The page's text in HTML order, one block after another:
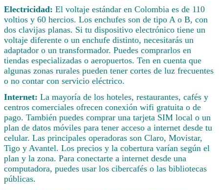
Electricidad: El voltaje estándar en Colombia es de 110
voltios y 60 hercios. Los enchufes son de tipo A o B, con
dos clavijas planas. Si tu dispositivo electrónico tiene un
voltaje diferente o un enchufe distinto, necesitarás un
adaptador o un transformador. Puedes comprarlos en
tiendas especializadas o aeropuertos. Ten en cuenta que
algunas zonas rurales pueden tener cortes de luz frecuentes
o no contar con servicio eléctrico.
Internet: La mayoría de los hoteles, restaurantes, cafés y
centros comerciales ofrecen conexión wifi gratuita o de
pago. También puedes comprar una tarjeta SIM local o un
plan de datos móviles para tener acceso a internet desde tu
celular. Las principales operadoras son Claro, Movistar,
Tigo y Avantel. Los precios y la cobertura varían según el
plan y la zona. Para conectarte a internet desde una
computadora, puedes usar los cibercafés o las bibliotecas
públicas.